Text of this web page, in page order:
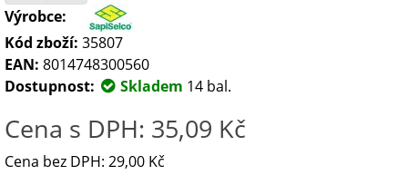
Výrobce:
Kód zboží: 35807
EAN: 8014748300560
Dostupnost:
Skladem 14 bal.
Cena s DPH: 35,09 Kč
Cena bez DPH: 29,00 Kč